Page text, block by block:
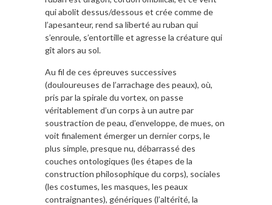
qui abolit dessus/dessous et crée comme de
l’apesanteur, rend sa liberté au ruban qui
s’enroule, s’entortille et agresse la créature qui
gît alors au sol.
Au fil de ces épreuves successives
(douloureuses de l’arrachage des peaux), où,
pris par la spirale du vortex, on passe
véritablement d’un corps à un autre par
soustraction de peau, d’enveloppe, de mues, on
voit finalement émerger un dernier corps, le
plus simple, presque nu, débarrassé des
couches ontologiques (les étapes de la
construction philosophique du corps), sociales
(les costumes, les masques, les peaux
contraignantes), génériques (l’altérité, la